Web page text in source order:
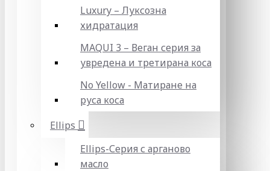
Luxury – Луксозна
хидратация
MAQUI 3 – Веган серия за
увредена и третирана коса
No Yellow - Матиране на
руса коса
Ellips
Ellips-Серия с арганово
масло